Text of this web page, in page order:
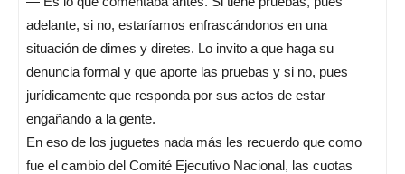
adelante, si no, estaríamos enfrascándonos en una
situación de dimes y diretes. Lo invito a que haga su
denuncia formal y que aporte las pruebas y si no, pues
jurídicamente que responda por sus actos de estar
engañando a la gente.
En eso de los juguetes nada más les recuerdo que como
fue el cambio del Comité Ejecutivo Nacional, las cuotas